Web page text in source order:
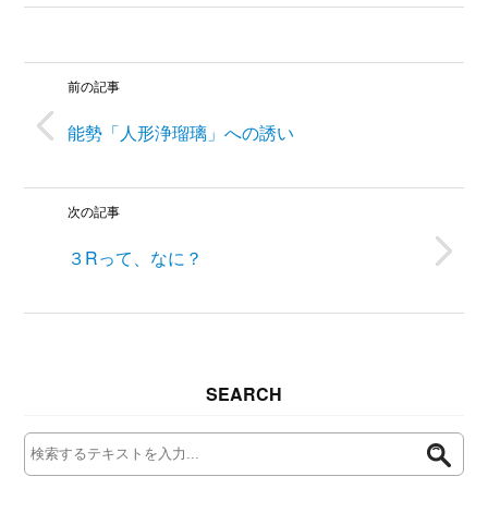
前の記事
能勢「人形浄瑠璃」への誘い
次の記事
３Rって、なに？
SEARCH